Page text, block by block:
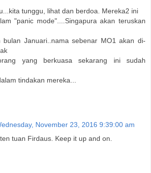
tunggu, lihat dan berdoa. Mereka2 ini
"panic mode"....Singapura akan teruskan
bulan Januari..nama sebenar MO1 akan di-
yang berkuasa sekarang ini sudah
tindakan mereka...
November 23, 2016 9:39:00 am
tuan Firdaus. Keep it up and on.